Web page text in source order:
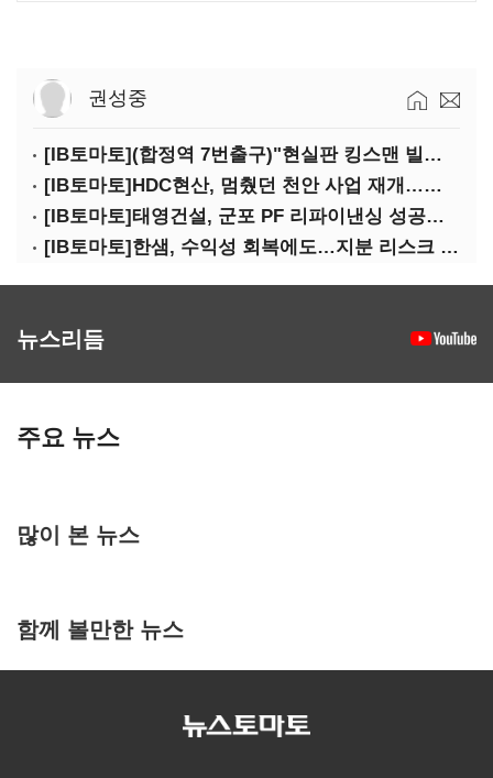
권성중
[IB토마토](합정역 7번출구)"현실판 킹스맨 빌런?"…일론 머스크의 양면성
[IB토마토]HDC현산, 멈췄던 천안 사업 재개…우발채무 부담 줄인다
[IB토마토]태영건설, 군포 PF 리파이낸싱 성공…후속사업 '청신호'
[IB토마토]한샘, 수익성 회복에도…지분 리스크 덮친다
뉴스리듬
주요 뉴스
많이 본 뉴스
함께 볼만한 뉴스